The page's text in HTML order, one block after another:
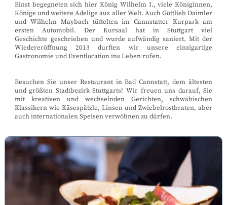
Einst begegneten sich hier König Wilhelm I., viele Königinnen,
Könige und weitere Adelige aus aller Welt. Auch Gottlieb Daimler
und Wilhelm Maybach tüftelten im Cannstatter Kurpark am
ersten Automobil. Der Kursaal hat in Stuttgart viel
Geschichte geschrieben und wurde aufwändig saniert. Mit der
Wiedereröffnung 2013 durften wir unsere einzigartige
Gastronomie und Eventlocation ins Leben rufen.
Besuchen Sie unser Restaurant in Bad Cannstatt, dem ältesten
und größten Stadtbezirk Stuttgarts! Wir freuen uns darauf, Sie
mit kreativen und wechselnden Gerichten, schwäbischen
Klassikern wie Käsespätzle, Linsen und Zwiebelrostbraten, aber
auch internationalen Speisen verwöhnen zu dürfen.